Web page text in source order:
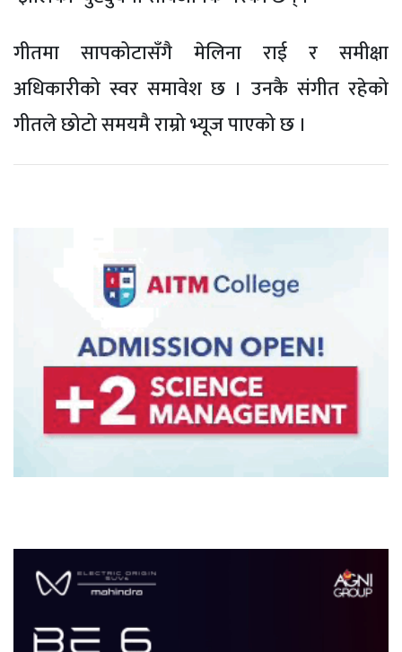
गीतमा सापकोटासँगै मेलिना राई र समीक्षा
अधिकारीको स्वर समावेश छ । उनकै संगीत रहेको
गीतले छोटो समयमै राम्रो भ्यूज पाएको छ ।